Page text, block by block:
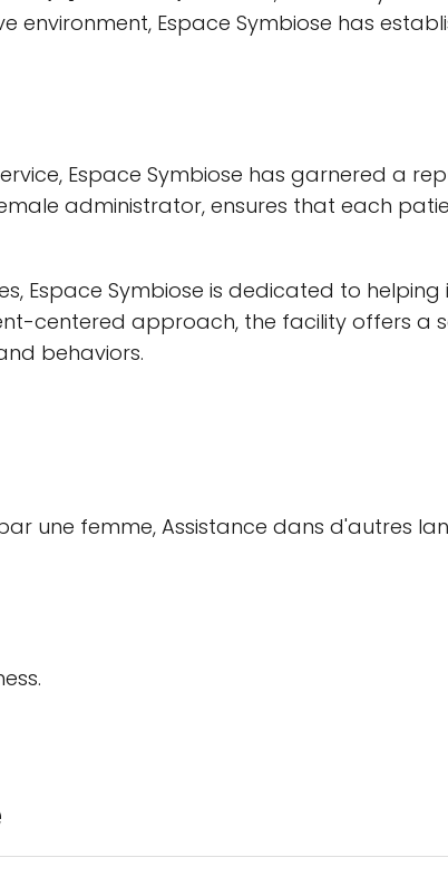
environment, Espace Symbiose has
Espace Symbiose has garnered a
administrator, ensures that each
Espace Symbiose is dedicated to
centered approach, the facility offers a
behaviors.
une femme, Assistance dans d'autres